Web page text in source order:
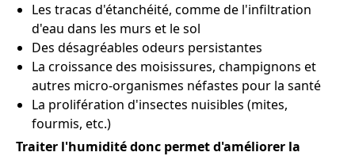
Les tracas d'étanchéité, comme de l'infiltration
d'eau dans les murs et le sol
Des désagréables odeurs persistantes
La croissance des moisissures, champignons et
autres micro-organismes néfastes pour la santé
La prolifération d'insectes nuisibles (mites,
fourmis, etc.)
Traiter l'humidité donc permet d'améliorer la